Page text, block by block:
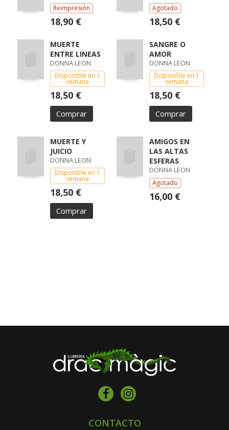
Reimpresión
18,90 €
Agotado
18,50 €
MUERTE
ENTRE LINEAS
DONNA LEON
Disponible en 1
semana
18,50 €
Comprar
SANGRE O
AMOR
DONNA LEON
Disponible en 1
semana
18,50 €
Comprar
MUERTE Y
JUICIO
DONNA LEON
Disponible en 1
semana
18,50 €
Comprar
AMIGOS EN
LAS ALTAS
ESFERAS
DONNA LEON
Agotado
16,00 €
CONTACTO